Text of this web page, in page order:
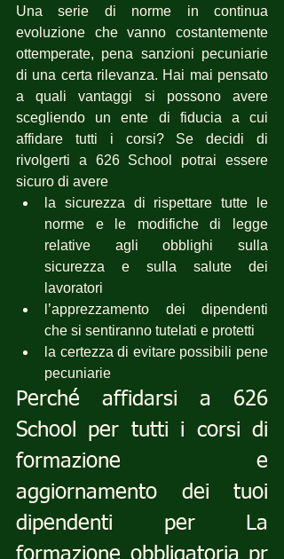
Una serie di norme in continua
evoluzione che vanno costantemente
ottemperate, pena sanzioni pecuniarie
di una certa rilevanza. Hai mai pensato
a quali vantaggi si possono avere
scegliendo un ente di fiducia a cui
affidare tutti i corsi? Se decidi di
rivolgerti a 626 School potrai essere
sicuro di avere
la sicurezza di rispettare tutte le
norme e le modifiche di legge
relative agli obblighi sulla
sicurezza e sulla salute dei
lavoratori
l’apprezzamento dei dipendenti
che si sentiranno tutelati e protetti
la certezza di evitare possibili pene
pecuniarie
Perché affidarsi a 626
School per tutti i corsi di
formazione e
aggiornamento dei tuoi
dipendenti per La